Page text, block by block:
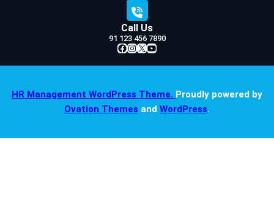
Call Us
91 123 456 7890
Facebook InstagramX YouTube
HR Management WordPress Theme. Proudly powered by
Ovation Themes and WordPress.